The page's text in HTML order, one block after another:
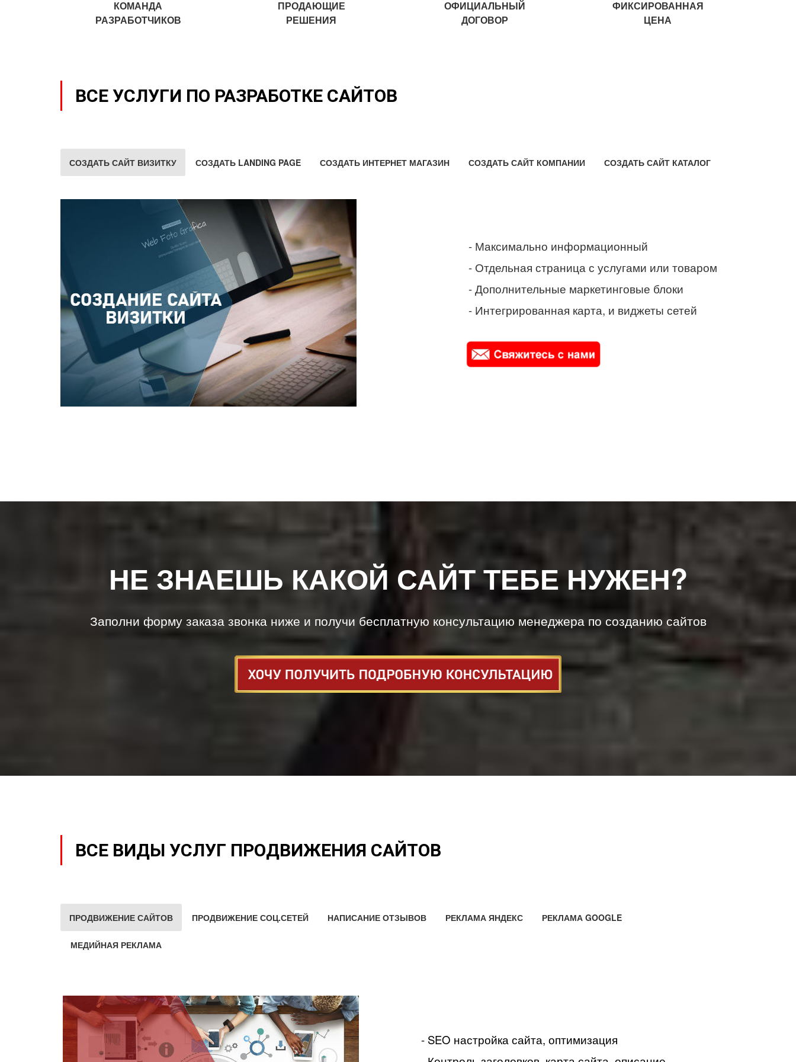
КОМАНДА
РАЗРАБОТЧИКОВ
ПРОДАЮЩИЕ
РЕШЕНИЯ
ОФИЦИАЛЬНЫЙ
ДОГОВОР
ФИКСИРОВАННАЯ
ЦЕНА
ВСЕ УСЛУГИ ПО РАЗРАБОТКЕ САЙТОВ
СОЗДАТЬ САЙТ ВИЗИТКУ СОЗДАТЬ LANDING PAGE СОЗДАТЬ ИНТЕРНЕТ МАГАЗИН СОЗДАТЬ САЙТ КОМПАНИИ СОЗДАТЬ САЙТ КАТАЛОГ
- Максимально информационный
- Отдельная страница с услугами или товаром
- Дополнительные маркетинговые блоки
- Интегрированная карта, и виджеты сетей
НЕ ЗНАЕШЬ КАКОЙ САЙТ ТЕБЕ НУЖЕН?
Заполни форму заказа звонка ниже и получи бесплатную консультацию менеджера по созданию сайтов
ВСЕ ВИДЫ УСЛУГ ПРОДВИЖЕНИЯ САЙТОВ
ПРОДВИЖЕНИЕ САЙТОВ ПРОДВИЖЕНИЕ СОЦ.СЕТЕЙ НАПИСАНИЕ ОТЗЫВОВ РЕКЛАМА ЯНДЕКС РЕКЛАМА GOOGLE
МЕДИЙНАЯ РЕКЛАМА
- SEO настройка сайта, оптимизация